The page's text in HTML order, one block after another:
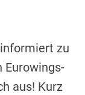
zu
Eurowings-
aus! Kurz